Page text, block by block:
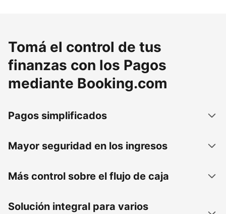
Tomá el control de tus
finanzas con los Pagos
mediante Booking.com
Pagos simplificados
Mayor seguridad en los ingresos
Más control sobre el flujo de caja
Solución integral para varios